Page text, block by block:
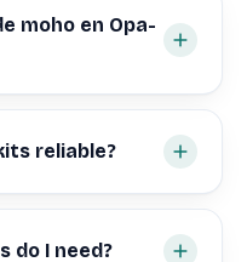
moho en Opa-
reliable?
do I need?